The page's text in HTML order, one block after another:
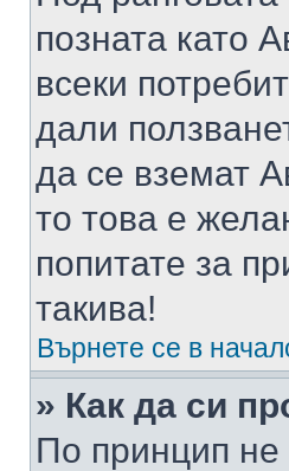
позната като
всеки
дали
да се вземат
то това е
попитате за
такива!
Върнете се в
» Как да си
По принцип не